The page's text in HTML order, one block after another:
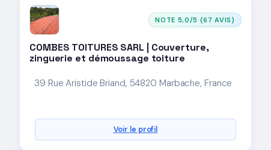
NOTE 5,0/5 (67 AVIS)
COMBES TOITURES SARL | Couverture,
zinguerie et démoussage toiture
39 Rue Aristide Briand, 54820 Marbache, France
Voir le profil